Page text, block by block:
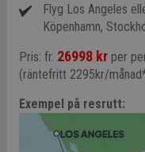
Flyg Los Angeles
Köpenhamn,
Pris: fr. 26998 krper
(räntefritt 2295kr/
Exempel på resrutt: